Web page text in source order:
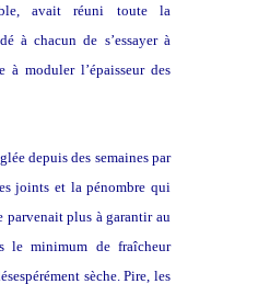
avait réuni toute la
à chacun de s’essayer à
à moduler l’épaisseur des
depuis des semaines par
joints et la pénombre qui
parvenait plus à garantir au
le minimum de fraîcheur
sèche. Pire, les